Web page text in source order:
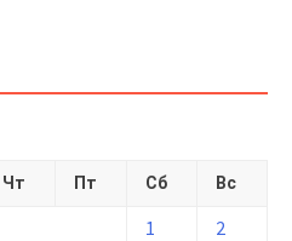
Чт Пт Сб Вс
1
2